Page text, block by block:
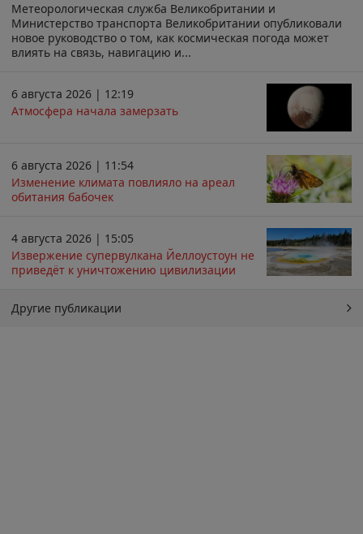
Метеорологическая служба Великобритании и
Министерство транспорта Великобритании опубликовали
новое руководство о том, как космическая погода может
влиять на связь, навигацию и...
6 августа 2026 | 12:19
Атмосфера начала замерзать
6 августа 2026 | 11:54
Изменение климата повлияло на ареал
обитания бабочек
4 августа 2026 | 15:05
Извержение супервулкана Йеллоустоун не
приведёт к уничтожению цивилизации
Другие публикации